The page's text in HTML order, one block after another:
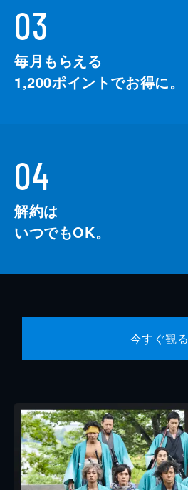
03
毎月もらえる
1,200ポイントでお得に。
04
解約は
いつでもOK。
今すぐ観る